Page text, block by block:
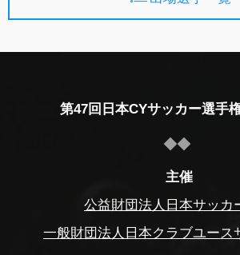
第47回日本CYサッカー選手
主催
公益財団法人日本サッカ
一般財団法人日本クラブユース